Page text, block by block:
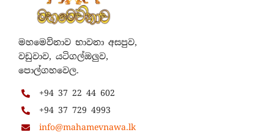
මහමෙව්නාව භාවනා අසපුව,
වඩුවාව, යටිගල්ඔලුව,
පොල්ගහවෙල.
+94 37 22 44 602
+94 37 729 4993
info@mahamevnawa.lk